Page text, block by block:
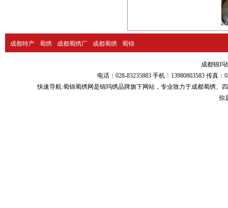
成都特产 蜀绣 成都蜀绣厂 成都蜀绣 蜀锦
成都锦玛
电话：028-83235883 手机：13980803583 传真
快速导航:蜀锦蜀绣网是锦玛绣品牌旗下网站，专业致力于成都蜀绣、
你